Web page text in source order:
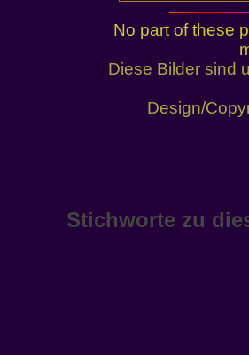
No part of these
Diese Bilder sind
Design/
Stichworte zu